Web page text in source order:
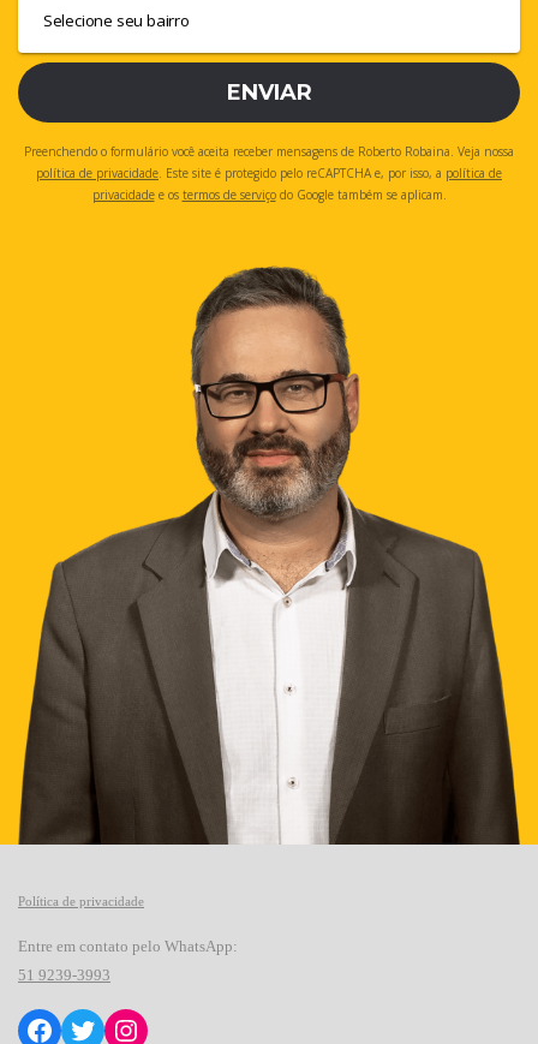
ENVIAR
Preenchendo o formulário você aceita receber mensagens de Roberto Robaina. Veja nossa
política de privacidade. Este site é protegido pelo reCAPTCHA e, por isso, a política de
privacidadee os termos de serviçodo Google também se aplicam.
Política de privacidade
Entre em contato pelo WhatsApp:
51 9239-3993
Facebook Twitter Instagram